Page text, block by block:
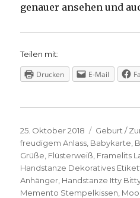
genauer ansehen und
Teilen mit:
Drucken E-Mail
Veröffentlicht
am
25. Oktober 2018 Kategorien
Geburt /
freudigem Anlass Babykarte
Grüße Flüsterweiß Framelits
Handstanze Dekoratives
Anhänger Handstanze Itty
Memento Stempelkissen